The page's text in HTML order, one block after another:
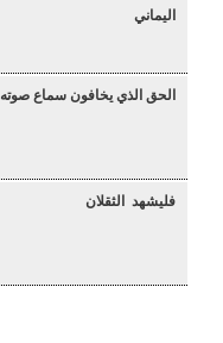
اليماني
الحق الذي يخافون سماع صوته
فليشهد الثقلان